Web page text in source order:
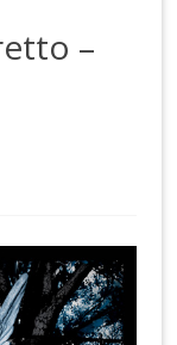
–